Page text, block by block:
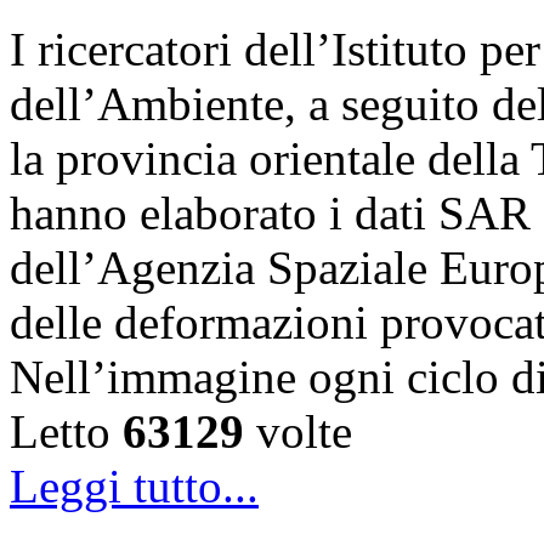
I ricercatori dell’Istituto
dell’Ambiente, a seguito
la provincia orientale della
hanno elaborato i dati
dell’Agenzia Spaziale
delle deformazioni
Nell’immagine ogni ciclo
Letto 63129 volte
Leggi tutto...